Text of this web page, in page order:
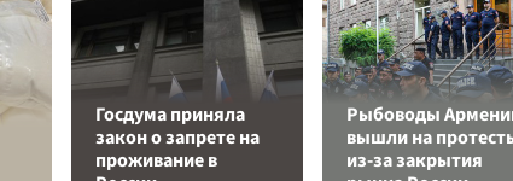
Госдума приняла
закон о запрете на
проживание в
Рыбоводы
вышли на
из-за закрытия